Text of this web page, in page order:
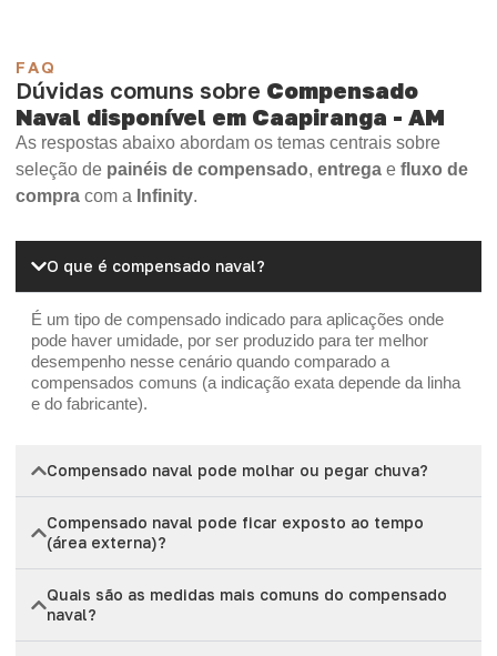
FAQ
Dúvidas comuns sobre Compensado
Naval disponível em Caapiranga - AM
As respostas abaixo abordam os temas centrais sobre
seleção de painéis de compensado, entrega e fluxo de
compra com a Infinity.
O que é compensado naval?
É um tipo de compensado indicado para aplicações onde
pode haver umidade, por ser produzido para ter melhor
desempenho nesse cenário quando comparado a
compensados comuns (a indicação exata depende da linha
e do fabricante).
Compensado naval pode molhar ou pegar chuva?
Compensado naval pode ficar exposto ao tempo
(área externa)?
Quais são as medidas mais comuns do compensado
naval?